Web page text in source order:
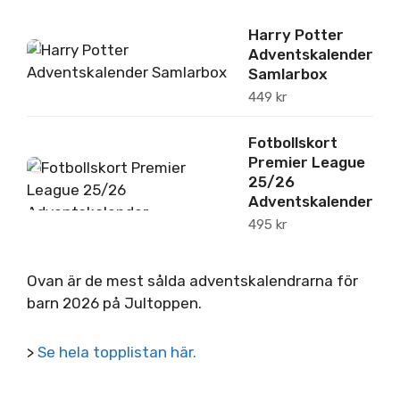
1
Harry Potter
Adventskalender
Samlarbox
449 kr
2
Fotbollskort
Premier League
25/26
Adventskalender
495 kr
Ovan är de mest sålda adventskalendrarna för
barn 2026 på Jultoppen.
> Se hela topplistan här.